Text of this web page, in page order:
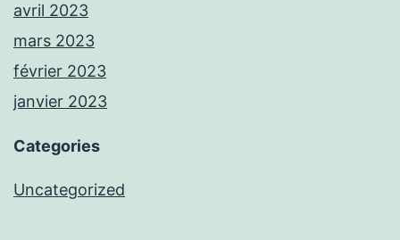
avril 2023
mars 2023
février 2023
janvier 2023
Categories
Uncategorized